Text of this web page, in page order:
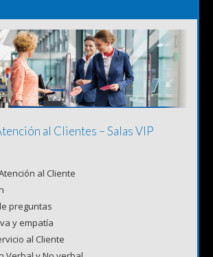
al Clientes – Salas VIP
al Cliente
preguntas
y empatía
al Cliente